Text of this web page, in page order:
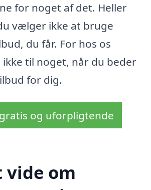
for noget af det. Heller
vælger ikke at bruge
du får. For hos os
til noget, når du beder
for dig.
og uforpligtende
om